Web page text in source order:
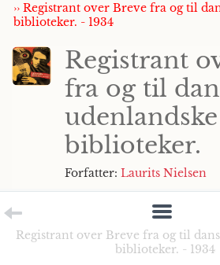
›› Registrant over Breve fra og til
biblioteker. - 1934
Registrant
fra og til
udenlandske
biblioteker.
Forfatter: Laurits Nielsen
Registrant over Breve fra og til
biblioteker. - 1934